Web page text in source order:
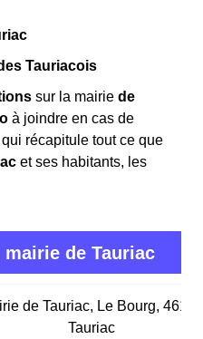
Tauriacois
sur la mairie de
à joindre en cas de
récapitule tout ce que
et ses habitants, les
de Tauriac
de Tauriac, Le Bourg,
Tauriac